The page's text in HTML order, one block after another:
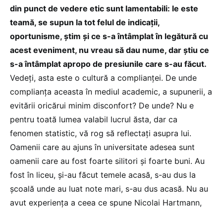
din punct de vedere etic sunt lamentabili: le este
teamă, se supun la tot felul de indicații,
oportunisme, știm și ce s-a întâmplat în legătură cu
acest eveniment, nu vreau să dau nume, dar știu ce
s-a întâmplat apropo de presiunile care s-au făcut.
Vedeți, asta este o cultură a complianței. De unde
complianța aceasta în mediul academic, a supunerii, a
evitării oricărui minim disconfort? De unde? Nu e
pentru toată lumea valabil lucrul ăsta, dar ca
fenomen statistic, vă rog să reflectați asupra lui.
Oamenii care au ajuns în universitate adesea sunt
oamenii care au fost foarte silitori și foarte buni. Au
fost în liceu, și-au făcut temele acasă, s-au dus la
școală unde au luat note mari, s-au dus acasă. Nu au
avut experiența a ceea ce spune Nicolai Hartmann,